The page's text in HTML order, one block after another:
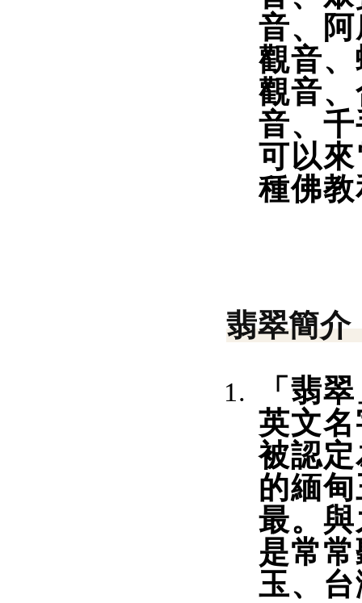
音、
觀音
觀音
音、
可以
種佛
翡翠簡介
「翡
英文
被認
的緬
最。
是常
玉、